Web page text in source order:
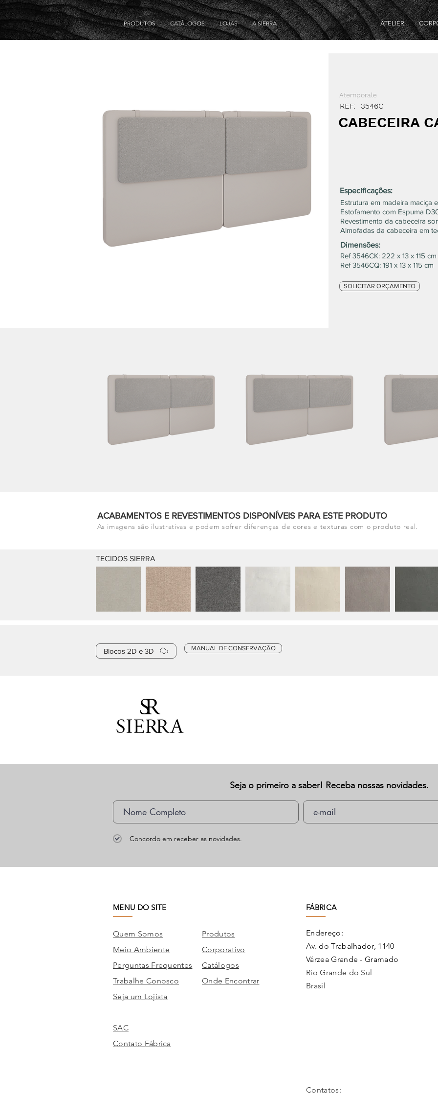
PRODUTOS CATÁLOGOS LOJAS A SIERRA ATELIER
Atemporale
REF: 3546C
CABECEIRA
Especificações:
Estrutura em madeira maciça
Estofamento com Espuma
Revestimento da cabeceira
Almofadas da cabeceira em
Dimensões:
Ref 3546CK: 222 x 13 x 115 cm
Ref 3546CQ: 191 x 13 x 115 cm
SOLICITAR ORÇAMENTO
ACABAMENTOS E REVESTIMENTOS DISPONÍVEIS PARA ESTE PRODUTO
As imagens são ilustrativas e podem sofrer diferenças de cores e texturas com o produto real.
TECIDOS SIERRA
Blocos 2D e 3D MANUAL DE CONSERVAÇÃO
Seja o primeiro a saber! Receba nossas novidades.
Concordo em receber as novidades.
MENU DO SITE
Quem Somos
Meio Ambiente
Perguntas Frequentes
Trabalhe Conosco
Seja um Lojista
SAC
Contato Fábrica
Produtos
Corporativo
Catálogos
Onde Encontrar
FÁBRICA
Endereço:
Av. do Trabalhador, 1140
Várzea Grande - Gramado
Rio Grande do Sul
Brasil
Contatos: